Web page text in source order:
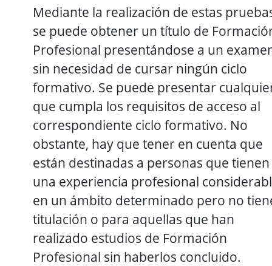
Mediante la realización de estas
se puede obtener un título de
Profesional presentándose a un
sin necesidad de cursar ningún ciclo
formativo. Se puede presentar
que cumpla los requisitos de acceso al
correspondiente ciclo formativo. No
obstante, hay que tener en cuenta que
están destinadas a personas que tienen
una experiencia profesional
en un ámbito determinado pero no
titulación o para aquellas que han
realizado estudios de Formación
Profesional sin haberlos concluido.